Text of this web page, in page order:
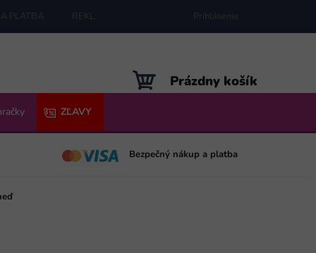
PLATBA REKLAMÁCIE MAPA SERVERU
Prihlásenie
NÁKUPNÝ
KOŠÍK
Prázdny košík
ZĽAVY
Bezpečný nákup a platba